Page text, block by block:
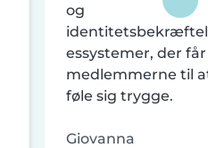
og
essystemer, der får
medlemmerne til
føle sig trygge.
Giovanna